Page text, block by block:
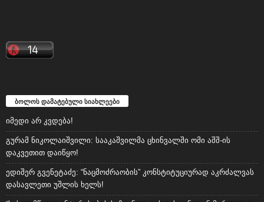
ბოლოს დამატებული სიახლეები
იმედი არ კვდება!
გურამ ნიკოლაიშვილი: სააკაშვილმა ცხინვალში ომი აშშ-ის
დაკვეთით დაიწყო!
ედიშერ გვენეტაძე: “ნაცმოძრაობის” კონსტიტუციურად აკრძალვას
დასავლეთი უშლის ხელს!